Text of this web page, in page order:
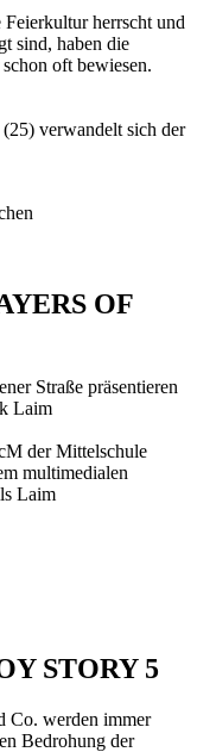
herrscht und
sind, haben die
oft bewiesen.
verwandelt sich der
OF
Straße präsentieren
Laim
der Mittelschule
multimedialen
Laim
STORY 5
Co. werden immer
Bedrohung der